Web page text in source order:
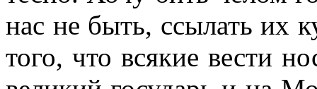
нас не быть, ссылать их
того, что всякие вести